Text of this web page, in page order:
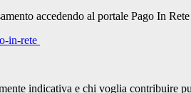
accedendo al portale Pago In
in-rete
indicativa e chi voglia contribuire